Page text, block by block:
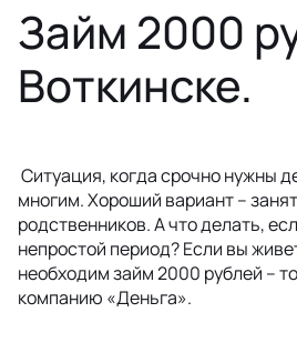
Займ 2000
Воткинске.
Ситуация, когда срочно нужны
многим. Хороший вариант –
родственников. А что делать,
непростой период? Если вы
необходим займ 2000 рублей –
компанию «Деньга».